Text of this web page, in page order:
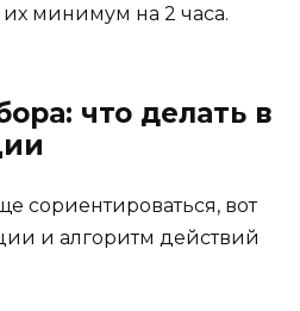
их минимум на 2 часа.
что делать в
сориентироваться, вот
и алгоритм действий